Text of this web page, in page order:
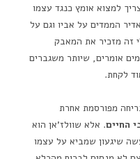
למצוא אומץ כנגד עצמו
הממדים על אביו וגם על
זה מזכיר את המאבק
אומרים, שיותר משגברים
לקחת.
מפורסמת אחרת
החיים. אלא שוולז'אן הוא
שיגעון שמביא על עצמו